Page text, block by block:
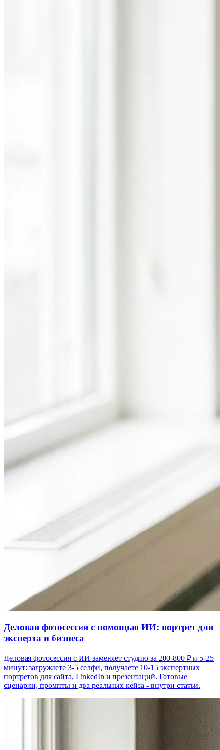
Деловая фотосессия с помощью ИИ: портрет для
эксперта и бизнеса
Деловая фотосессия с ИИ заменяет студию за 200-800 ₽ и 5-25
минут: загружаете 3-5 селфи, получаете 10-15 экспертных
портретов для сайта, LinkedIn и презентаций. Готовые
сценарии, промпты и два реальных кейса - внутри статьи.